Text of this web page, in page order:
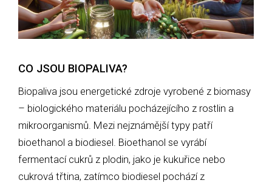
CO JSOU BIOPALIVA?
Biopaliva jsou energetické zdroje vyrobené z biomasy
– biologického materiálu pocházejícího z rostlin a
mikroorganismů. Mezi nejznámější typy patří
bioethanol a biodiesel. Bioethanol se vyrábí
fermentací cukrů z plodin, jako je kukuřice nebo
cukrová třtina, zatímco biodiesel pochází z